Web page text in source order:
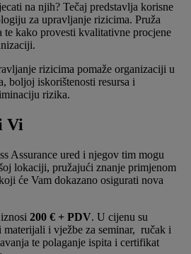
na njih? Tečaj predstavlja korisne
za upravljanje rizicima. Pruža
kako provesti kvalitativne procjene
rizicima pomaže organizaciji u
boljoj iskorištenosti resursa i
rizika.
Vi
Assurance ured i njegov tim mogu
lokaciji, pružajući znanje primjenom
će Vam dokazano osigurati nova
200 € + PDV. U cijenu su
i vježbe za seminar, ručak i
te polaganje ispita i certifikat